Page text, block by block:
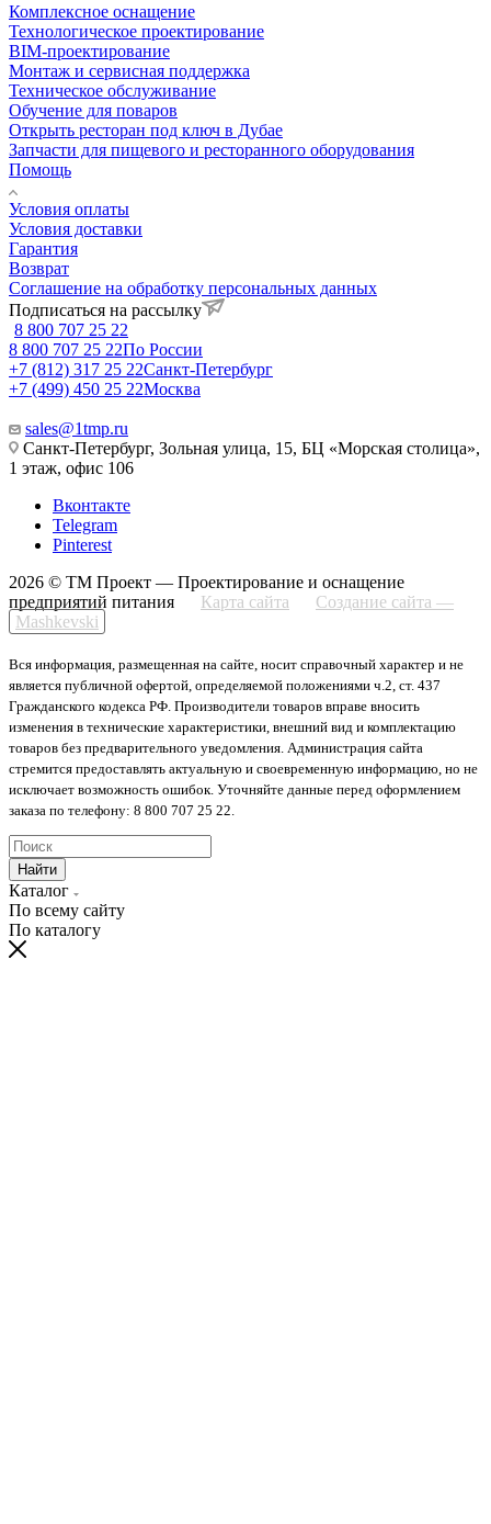
Комплексное оснащение
Технологическое проектирование
BIM-проектирование
Монтаж и сервисная поддержка
Техническое обслуживание
Обучение для поваров
Открыть ресторан под ключ в Дубае
Запчасти для пищевого и ресторанного оборудования
Помощь
Условия оплаты
Условия доставки
Гарантия
Возврат
Соглашение на обработку персональных данных
Подписаться на рассылку
8 800 707 25 22
8 800 707 25 22По России
+7 (812) 317 25 22Санкт-Петербург
+7 (499) 450 25 22Москва
sales@1tmp.ru
Санкт-Петербург, Зольная улица, 15, БЦ «Морская столица»,
1 этаж, офис 106
Вконтакте
Telegram
Pinterest
2026 © ТМ Проект — Проектирование и оснащение
предприятий питания
Карта сайта
Создание сайта —
Mashkevski
Вся информация, размещенная на сайте, носит справочный характер и не
является публичной офертой, определяемой положениями ч.2, ст. 437
Гражданского кодекса РФ. Производители товаров вправе вносить
изменения в технические характеристики, внешний вид и комплектацию
товаров без предварительного уведомления. Администрация сайта
стремится предоставлять актуальную и своевременную информацию, но не
исключает возможность ошибок. Уточняйте данные перед оформлением
заказа по телефону: 8 800 707 25 22.
Найти
Каталог
По всему сайту
По каталогу